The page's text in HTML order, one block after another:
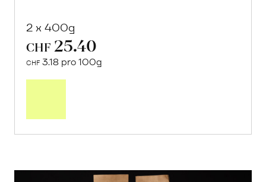
2 x 400g
CHF 25.40
CHF 3.18 pro 100g